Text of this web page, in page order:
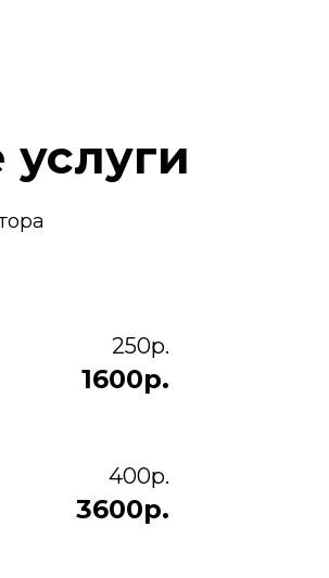
250р.
1600р.
400р.
3600р.